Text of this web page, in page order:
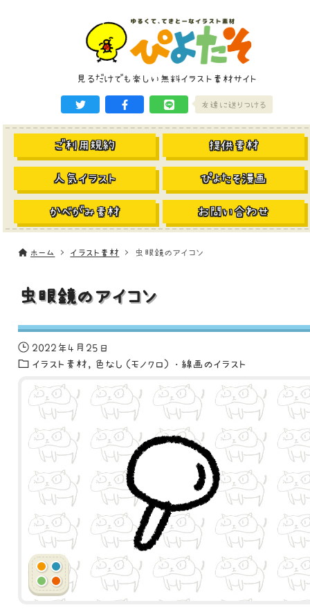
見るだけでも楽しい無料イラスト素材サイト
友達に送りつける
ご利用規約 提供素材
人気イラスト ぴよたそ漫画
かべがみ素材 お問い合わせ
ホーム イラスト素材 虫眼鏡のアイコン
虫眼鏡のアイコン
2022年4月25日
イラスト素材
色なし（モノクロ）・線画のイラスト